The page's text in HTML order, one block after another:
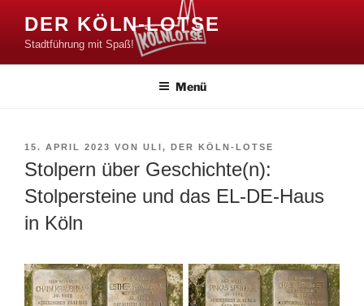
Inhalt
springen
DER KÖLN-LOTSE
Stadtführung mit Spaß!
Menü
VERÖFFENTLICHT
AM
15. APRIL 2023 VON ULI, DER KÖLN-LOTSE
Stolpern über Geschichte(n):
Stolpersteine und das EL-DE-Haus
in Köln